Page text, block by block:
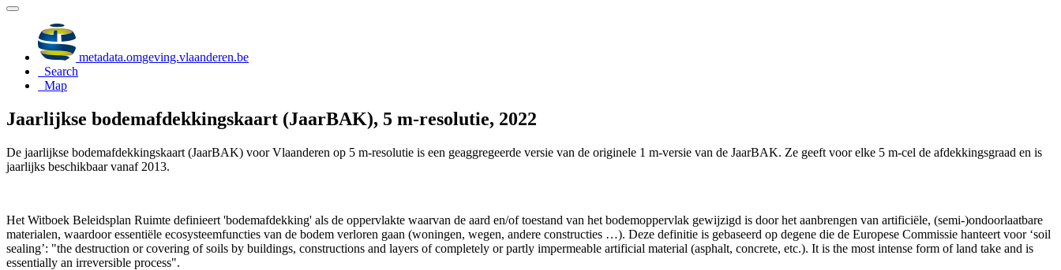
metadata.omgeving.vlaanderen.be
Search
Map
Jaarlijkse bodemafdekkingskaart (JaarBAK), 5 m-resolutie, 2022
De jaarlijkse bodemafdekkingskaart (JaarBAK) voor Vlaanderen op 5 m-resolutie is een geaggregeerde versie van de originele 1 m-versie van de JaarBAK. Ze geeft voor elke 5 m-cel de afdekkingsgraad en is
jaarlijks beschikbaar vanaf 2013.
Het Witboek Beleidsplan Ruimte definieert 'bodemafdekking' als de oppervlakte waarvan de aard en/of toestand van het bodemoppervlak gewijzigd is door het aanbrengen van artificiële, (semi-)ondoorlaatbare
materialen, waardoor essentiële ecosysteemfuncties van de bodem verloren gaan (woningen, wegen, andere constructies …). Deze definitie is gebaseerd op degene die de Europese Commissie hanteert voor ‘soil
sealing’: "the destruction or covering of soils by buildings, constructions and layers of completely or partly impermeable artificial material (asphalt, concrete, etc.). It is the most intense form of land take and is
essentially an irreversible process".